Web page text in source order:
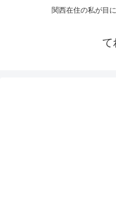
関西在住の私が目
て